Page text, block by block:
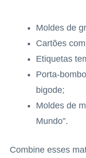
Moldes de
Cartões
Etiquetas
Porta-
bigode;
Moldes de
Mundo”.
Combine esses